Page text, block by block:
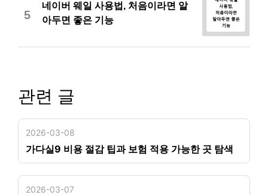
5
네이버 웨일 사용법, 처음이라면 알
아두면 좋은 기능
관련 글
2026-03-08
가다실9 비용 절감 팁과 보험 적용 가능한 곳 탐색
2026-03-07